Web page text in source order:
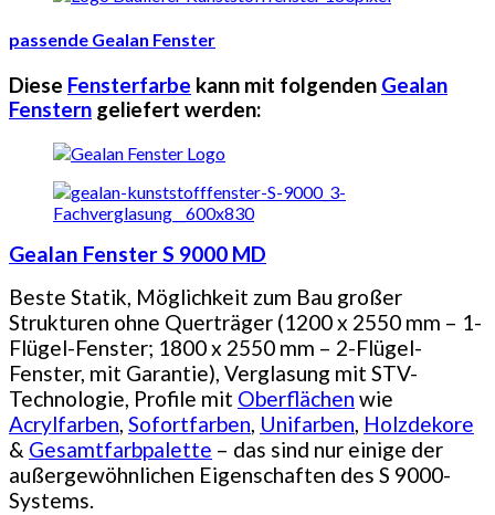
passende Gealan Fenster
Diese Fensterfarbe kann mit folgenden Gealan
Fenstern geliefert werden:
Gealan Fenster S 9000 MD
Beste Statik, Möglichkeit zum Bau großer
Strukturen ohne Querträger (1200 x 2550 mm – 1-
Flügel-Fenster; 1800 x 2550 mm – 2-Flügel-
Fenster, mit Garantie), Verglasung mit STV-
Technologie, Profile mit Oberflächen wie
Acrylfarben, Sofortfarben, Unifarben, Holzdekore
& Gesamtfarbpalette – das sind nur einige der
außergewöhnlichen Eigenschaften des S 9000-
Systems.